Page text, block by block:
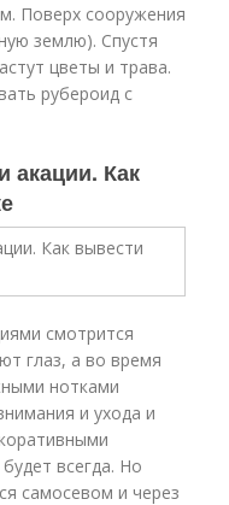
Поверх сооружения
землю). Спустя
цветы и трава.
рубероид с
акации. Как
смотрится
глаз, а во время
нотками
и ухода и
всегда. Но
самосевом и через